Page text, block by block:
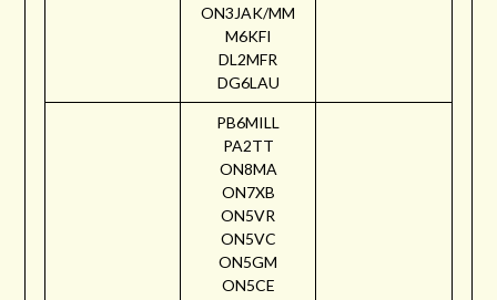
ON3JAK/MM
M6KFI
DL2MFR
DG6LAU
PB6MILL
PA2TT
ON8MA
ON7XB
ON5VR
ON5VC
ON5GM
ON5CE